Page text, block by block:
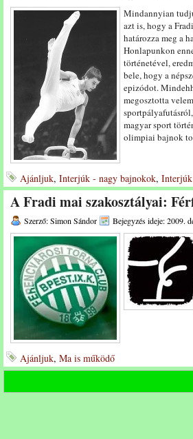
Mindannyian
azt is, hogy a
határozza meg a
Honlapunkon
történetével,
bele, hogy a
epizódot.
megosztotta
magyar sport
olimpiai bajnok
Ajánljuk, Interjúk - nagy bajnokok,
A Fradi mai szakosztályai:
Szerző: Simon Sándor Bejegyzés ideje: 2009.
Ajánljuk, Ma is működő